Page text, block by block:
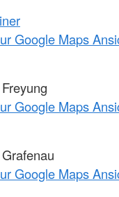
Google Maps
Google Maps
Google Maps